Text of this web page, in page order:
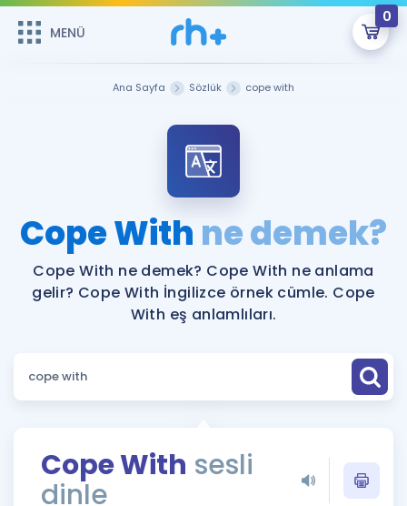
MENÜ
0
ÜYE DEĞİLİM
Sepetin Şu An Boş.
Remzi Hoca ile seni sınava hazırlayacak onlarca eğitim seni
bekliyor!
MENÜ
Katılımcı Görüşleri
Faydalı Araçlar
Sözlük
Rehberlik Aracı
Hakkımızda
Ana Sayfa Sözlük cope with
Cope With ne demek?
Cope With ne demek? Cope With ne anlama
gelir? Cope With İngilizce örnek cümle. Cope
With eş anlamlıları.
Cope With sesli
dinle